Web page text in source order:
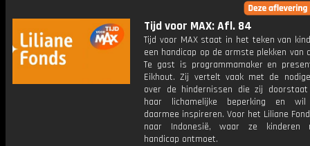
Tijd voor MAX: Afl. 84
Tijd voor MAX staat in het teken van
een handicap op de armste plekken van
Te gast is programmamaker en
Eikhout. Zij vertelt vaak met de
over de hindernissen die zij doorstaat
haar lichamelijke beperking en wil
daarmee inspireren. Voor het Liliane
naar Indonesië, waar ze kinderen
handicap ontmoet.